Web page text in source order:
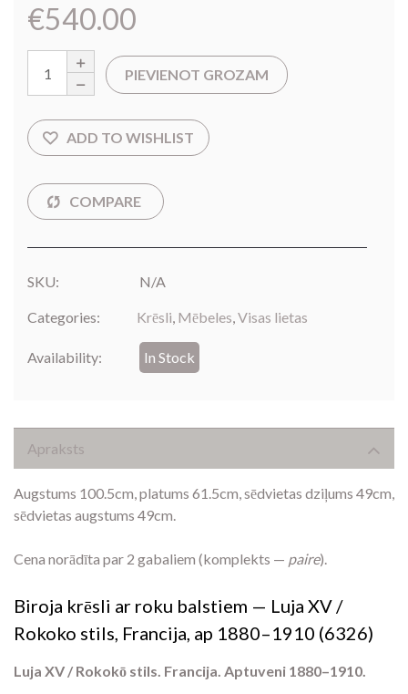
€540.00
PIEVIENOT GROZAM
SKU: N/A
Categories: Krēsli, Mēbeles,Visas lietas
Availability: In Stock
Apraksts
Augstums 100.5cm, platums 61.5cm, sēdvietas dziļums 49cm,
sēdvietas augstums 49cm.
Cena norādīta par 2 gabaliem (komplekts — paire).
Biroja krēsli ar roku balstiem — Luja XV /
Rokoko stils, Francija, ap 1880–1910 (6326)
Luja XV / Rokokō stils. Francija. Aptuveni 1880–1910.